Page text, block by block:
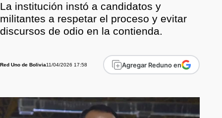
La institución instó a candidatos y
militantes a respetar el proceso y evitar
discursos de odio en la contienda.
Red Uno de Bolivia11/04/2026 17:58 Agregar Reduno en